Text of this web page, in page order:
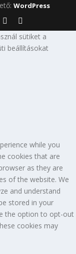
WordPress
sütiket a
beállításokat
while you
cookies that are
as they are
of the website. We
and understand
stored in your
the option to opt-out
cookies may